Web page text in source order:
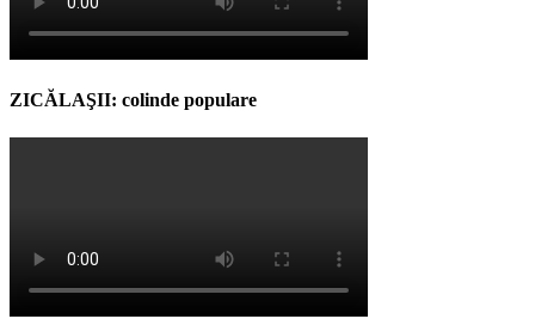
ZICĂLAŞII: colinde populare